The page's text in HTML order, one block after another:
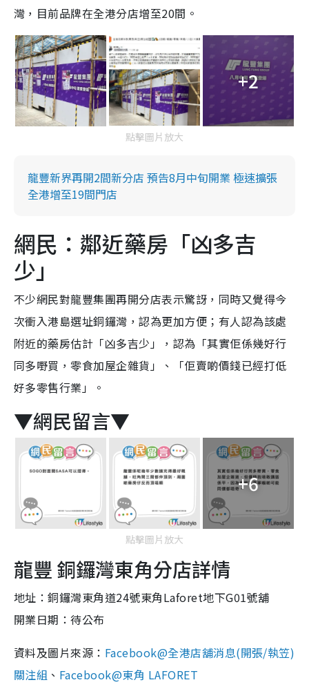
灣，目前品牌在全港分店增至20間。
+2
點擊圖片放大
龍豐新界再開2間新分店 預告8月中旬開業 極速擴張
全港增至19間門店
網民：鄰近藥房「凶多吉
少」
不少網民對龍豐集團再開分店表示驚訝，同時又覺得今
次衝入港島選址銅鑼灣，認為更加方便；有人認為該處
附近的藥房估計「凶多吉少」，認為「其實佢係幾好行
同多嘢買，零食加屋企雜貨」、「佢賣啲價錢已經打低
好多零售行業」。
▼網民留言▼
+6
點擊圖片放大
龍豐 銅鑼灣東角分店詳情
地址：銅鑼灣東角道24號東角Laforet地下G01號舖
開業日期：待公布
資料及圖片來源： Facebook@全港店舖消息(開張/執笠)
關注組 、 Facebook@東角 LAFORET